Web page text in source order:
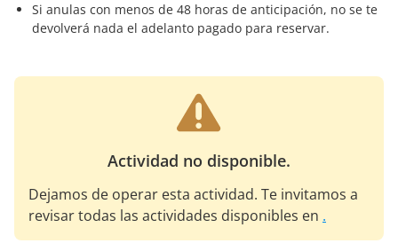
Si anulas con menos de 48 horas de anticipación, no se te
devolverá nada el adelanto pagado para reservar.
Actividad no disponible.
Dejamos de operar esta actividad. Te invitamos a
revisar todas las actividades disponibles en .